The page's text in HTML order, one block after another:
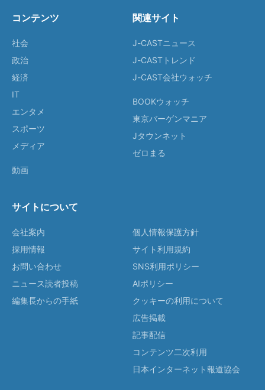
コンテンツ
社会
政治
経済
IT
エンタメ
スポーツ
メディア
動画
関連サイト
J-CASTニュース
J-CASTトレンド
J-CAST会社ウォッチ
BOOKウォッチ
東京バーゲンマニア
Jタウンネット
ゼロまる
サイトについて
会社案内
採用情報
お問い合わせ
ニュース読者投稿
編集長からの手紙
個人情報保護方針
サイト利用規約
SNS利用ポリシー
AIポリシー
クッキーの利用について
広告掲載
記事配信
コンテンツ二次利用
日本インターネット報道協会